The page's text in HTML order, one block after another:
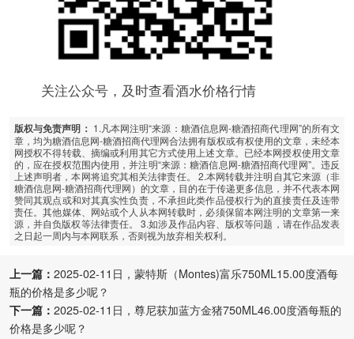
关注公众号，及时查看酒水价格行情
版权与免责声明： 1.凡本网注明“来源：糖酒信息网-糖酒招商代理网”的所有文
章，均为糖酒信息网-糖酒招商代理网合法拥有版权或有权使用的文章，未经本
网授权不得转载、摘编或利用其它方式使用上述文章。已经本网授权使用文章
的，应在授权范围内使用，并注明“来源：糖酒信息网-糖酒招商代理网”。违反
上述声明者，本网将追究其相关法律责任。 2.本网转载并注明自其它来源（非
糖酒信息网-糖酒招商代理网）的文章，目的在于传递更多信息，并不代表本网
赞同其观点或和对其真实性负责，不承担此类作品侵权行为的直接责任及连带
责任。其他媒体、网站或个人从本网转载时，必须保留本网注明的文章第一来
源，并自负版权等法律责任。 3.如涉及作品内容、版权等问题，请在作品发表
之日起一周内与本网联系，否则视为放弃相关权利。
上一篇： 2025-02-11日，蒙特斯（Montes)富乐750ML15.00度酒每
瓶的价格是多少呢？
下一篇： 2025-02-11日，尊尼获加蓝方金猪750ML46.00度酒每瓶的
价格是多少呢？